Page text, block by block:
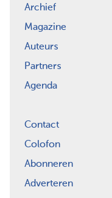
Archief
Magazine
Auteurs
Partners
Agenda
Contact
Colofon
Abonneren
Adverteren